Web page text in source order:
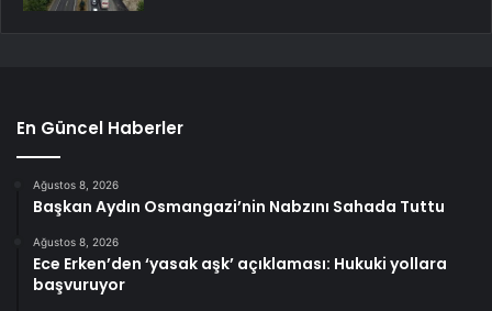
En Güncel Haberler
Ağustos 8, 2026
Başkan Aydın Osmangazi’nin Nabzını Sahada Tuttu
Ağustos 8, 2026
Ece Erken’den ‘yasak aşk’ açıklaması: Hukuki yollara
başvuruyor